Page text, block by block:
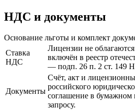
НДС и документы
Основание льготы и комплект
Ставка
НДС
Лицензии не
включён в реестр
— подп. 26 п. 2 ст. 149
Документы
Счёт, акт и
российского
соглашение в бумажном
запросу.